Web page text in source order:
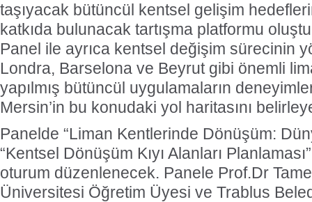
taşıyacak bütüncül kentsel gelişim
katkıda bulunacak tartışma platformu
Panel ile ayrıca kentsel değişim sürecinin
Londra, Barselona ve Beyrut gibi önemli
yapılmış bütüncül uygulamaların
Mersin’in bu konudaki yol haritasını
Panelde “Liman Kentlerinde Dönüşüm:
“Kentsel Dönüşüm Kıyı Alanları
oturum düzenlenecek. Panele Prof.Dr
Üniversitesi Öğretim Üyesi ve Trablus